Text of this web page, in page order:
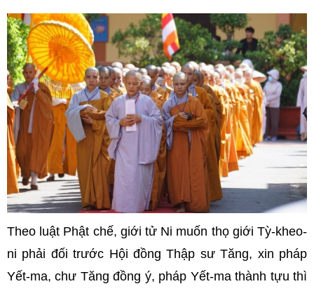
Theo luật Phật chế, giới tử Ni muốn thọ giới Tỳ-kheo-
ni phải đối trước Hội đồng Thập sư Tăng, xin pháp
Yết-ma, chư Tăng đồng ý, pháp Yết-ma thành tựu thì